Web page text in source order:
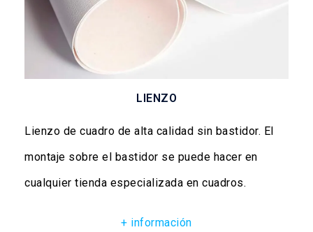
LIENZO
Lienzo de cuadro de alta calidad sin bastidor. El
montaje sobre el bastidor se puede hacer en
cualquier tienda especializada en cuadros.
+ información